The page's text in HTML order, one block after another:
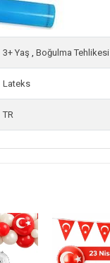
3+ Yaş , Boğulma Tehlikesi
Lateks
TR